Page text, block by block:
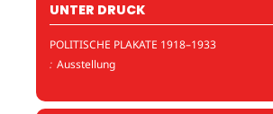
UNTER DRUCK
POLITISCHE PLAKATE 1918–1933
: Ausstellung